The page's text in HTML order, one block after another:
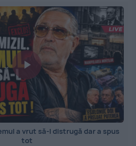
a vrut să-l distrugă dar a spus
tot